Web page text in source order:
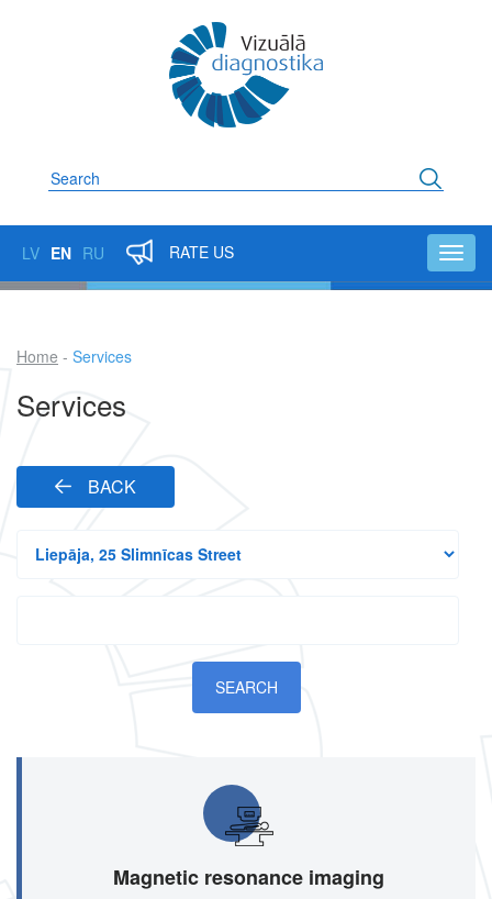
Search
LV EN RU RATE US
Breadcrumb
Home Services
Services
BACK
branches
Magnetic resonance imaging